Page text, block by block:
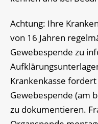
Achtung: Ihre
von 16 Jahren
Gewebespende zu
Krankenkasse
Gewebespende (am
zu dokumentieren.